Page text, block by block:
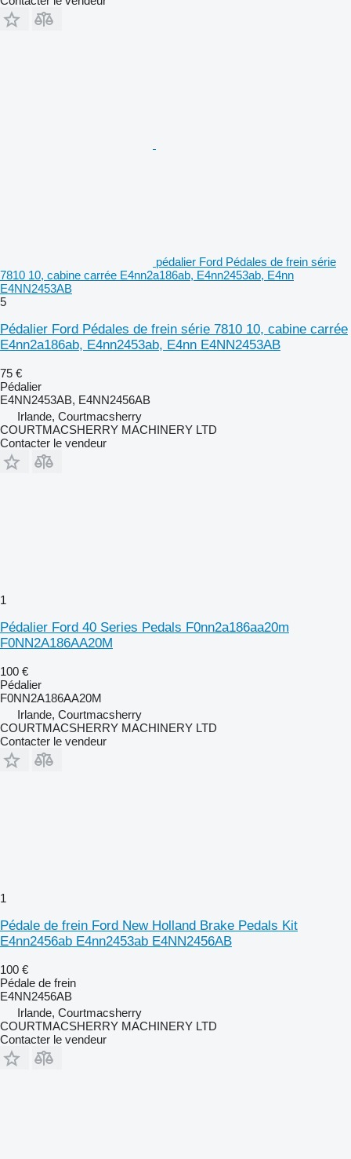
pédalier Ford Pédales de frein série
7810 10, cabine carrée E4nn2a186ab, E4nn2453ab, E4nn
E4NN2453AB
5
Pédalier Ford Pédales de frein série 7810 10, cabine carrée
E4nn2a186ab, E4nn2453ab, E4nn E4NN2453AB
75 €
Pédalier
E4NN2453AB, E4NN2456AB
Irlande, Courtmacsherry
COURTMACSHERRY MACHINERY LTD
Contacter le vendeur
1
Pédalier Ford 40 Series Pedals F0nn2a186aa20m
F0NN2A186AA20M
100 €
Pédalier
F0NN2A186AA20M
Irlande, Courtmacsherry
COURTMACSHERRY MACHINERY LTD
Contacter le vendeur
1
Pédale de frein Ford New Holland Brake Pedals Kit
E4nn2456ab E4nn2453ab E4NN2456AB
100 €
Pédale de frein
E4NN2456AB
Irlande, Courtmacsherry
COURTMACSHERRY MACHINERY LTD
Contacter le vendeur